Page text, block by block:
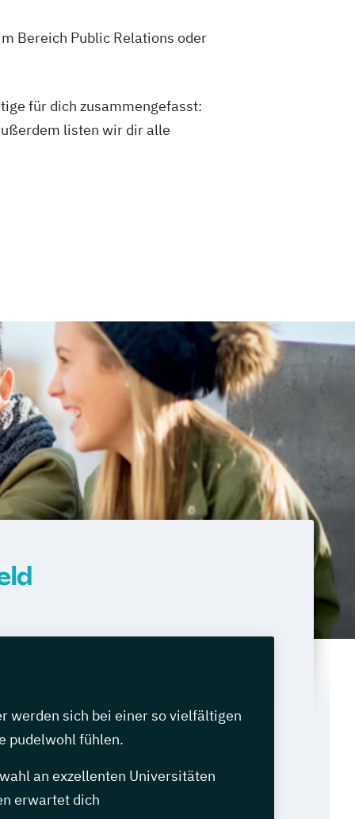
Bereich Public Relations oder
für dich zusammengefasst:
listen wir dir alle
werden sich bei einer so vielfältigen
pudelwohl fühlen.
an exzellenten Universitäten
erwartet dich